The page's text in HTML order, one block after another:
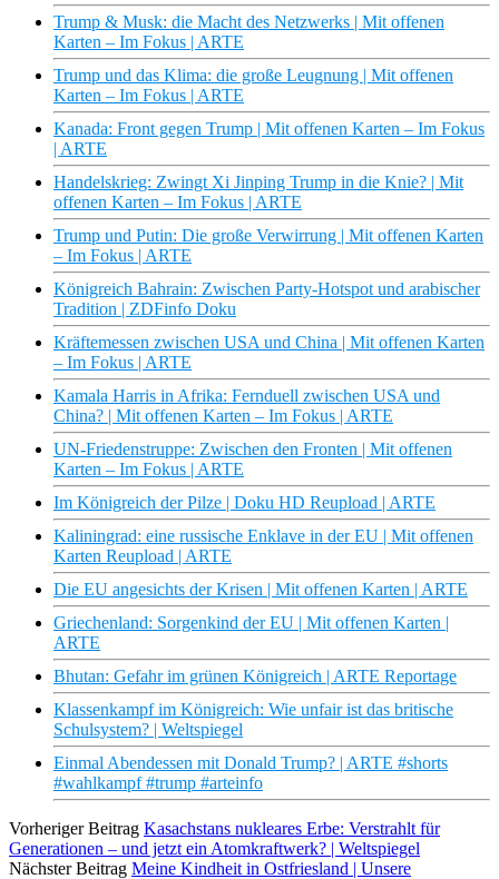
Trump & Musk: die Macht des Netzwerks | Mit offenen
Karten – Im Fokus | ARTE
Trump und das Klima: die große Leugnung | Mit offenen
Karten – Im Fokus | ARTE
Kanada: Front gegen Trump | Mit offenen Karten – Im Fokus
| ARTE
Handelskrieg: Zwingt Xi Jinping Trump in die Knie? | Mit
offenen Karten – Im Fokus | ARTE
Trump und Putin: Die große Verwirrung | Mit offenen Karten
– Im Fokus | ARTE
Königreich Bahrain: Zwischen Party-Hotspot und arabischer
Tradition | ZDFinfo Doku
Kräftemessen zwischen USA und China | Mit offenen Karten
– Im Fokus | ARTE
Kamala Harris in Afrika: Fernduell zwischen USA und
China? | Mit offenen Karten – Im Fokus | ARTE
UN-Friedenstruppe: Zwischen den Fronten | Mit offenen
Karten – Im Fokus | ARTE
Im Königreich der Pilze | Doku HD Reupload | ARTE
Kaliningrad: eine russische Enklave in der EU | Mit offenen
Karten Reupload | ARTE
Die EU angesichts der Krisen | Mit offenen Karten | ARTE
Griechenland: Sorgenkind der EU | Mit offenen Karten |
ARTE
Bhutan: Gefahr im grünen Königreich | ARTE Reportage
Klassenkampf im Königreich: Wie unfair ist das britische
Schulsystem? | Weltspiegel
Einmal Abendessen mit Donald Trump? | ARTE #shorts
#wahlkampf #trump #arteinfo
Vorheriger Beitrag Kasachstans nukleares Erbe: Verstrahlt für
Generationen – und jetzt ein Atomkraftwerk? | Weltspiegel
Nächster Beitrag Meine Kindheit in Ostfriesland | Unsere